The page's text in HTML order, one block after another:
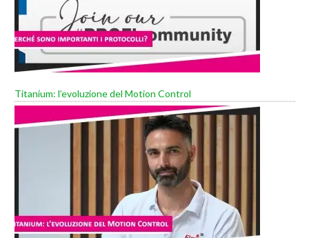
Titanium: l’evoluzione del Motion Control